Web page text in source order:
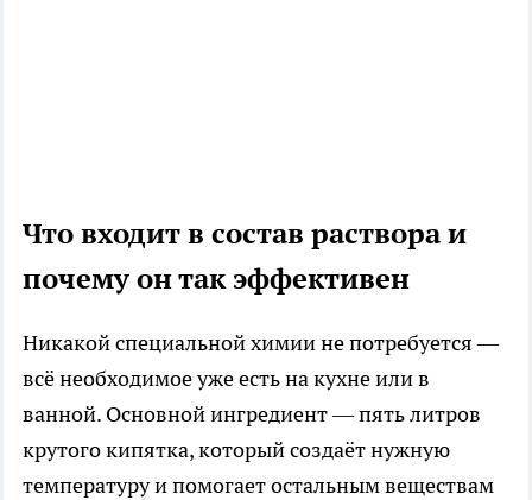
Что входит в состав раствора и
почему он так эффективен
Никакой специальной химии не потребуется —
всё необходимое уже есть на кухне или в
ванной. Основной ингредиент — пять литров
крутого кипятка, который создаёт нужную
температуру и помогает остальным веществам